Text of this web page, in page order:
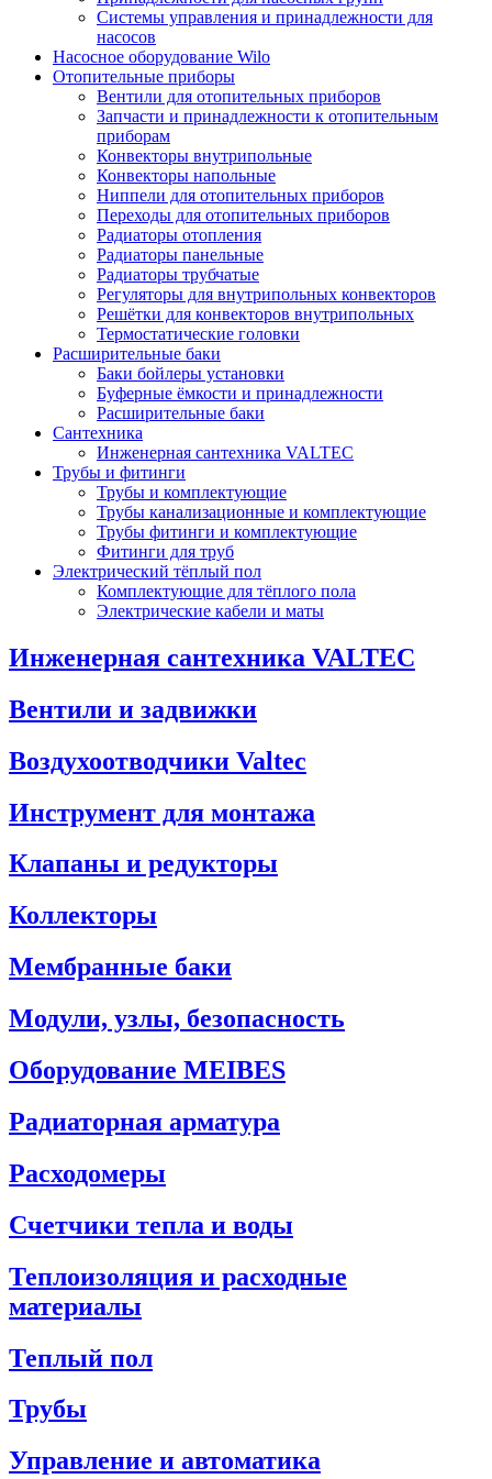
Системы управления и принадлежности для
насосов
Насосное оборудование Wilo
Отопительные приборы
Вентили для отопительных приборов
Запчасти и принадлежности к отопительным
приборам
Конвекторы внутрипольные
Конвекторы напольные
Ниппели для отопительных приборов
Переходы для отопительных приборов
Радиаторы отопления
Радиаторы панельные
Радиаторы трубчатые
Регуляторы для внутрипольных конвекторов
Решётки для конвекторов внутрипольных
Термостатические головки
Расширительные баки
Баки бойлеры установки
Буферные ёмкости и принадлежности
Расширительные баки
Сантехника
Инженерная сантехника VALTEC
Трубы и фитинги
Трубы и комплектующие
Трубы канализационные и комплектующие
Трубы фитинги и комплектующие
Фитинги для труб
Электрический тёплый пол
Комплектующие для тёплого пола
Электрические кабели и маты
Инженерная сантехника VALTEC
Вентили и задвижки
Воздухоотводчики Valtec
Инструмент для монтажа
Клапаны и редукторы
Коллекторы
Мембранные баки
Модули, узлы, безопасность
Оборудование MEIBES
Радиаторная арматура
Расходомеры
Счетчики тепла и воды
Теплоизоляция и расходные
материалы
Теплый пол
Трубы
Управление и автоматика